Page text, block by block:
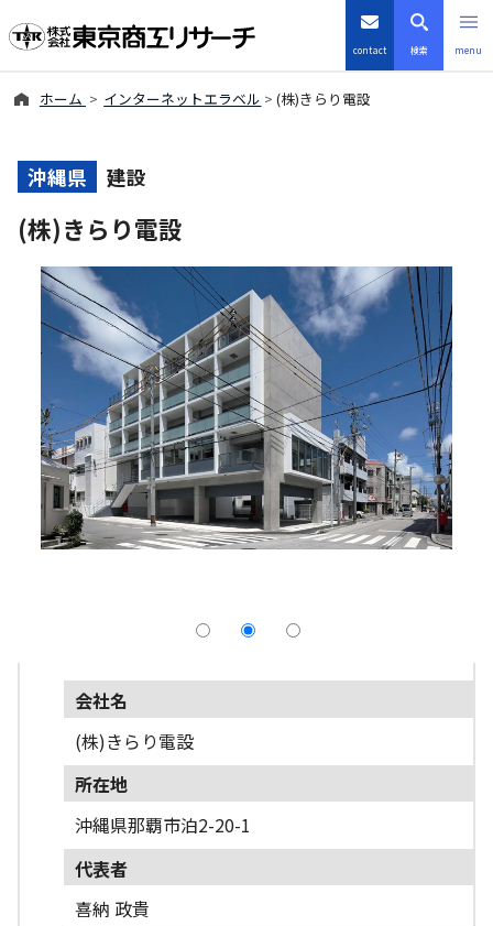
contact 検索 menu
TSR-PLUS
優良企業サイト
会社案内
商品・サービス
導入事例
採用情報
English
ホーム インターネットエラベル (株)きらり電設
沖縄県 建設
(株)きらり電設
会社名
(株)きらり電設
所在地
沖縄県那覇市泊2-20-1
代表者
喜納 政貴